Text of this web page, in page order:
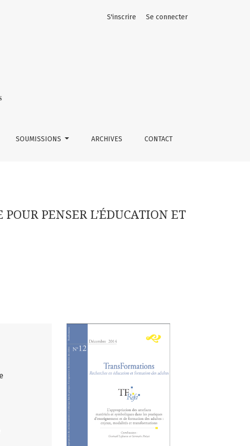
SOUMISSIONS ARCHIVES CONTACT
S'inscrire Se connecter
PENSER L’ÉDUCATION ET